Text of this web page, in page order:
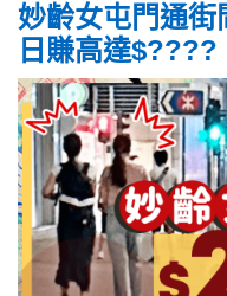
妙齡女屯門通街
日賺高達$????